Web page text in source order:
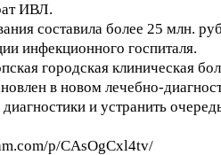
ИВЛ.
составила более 25 млн.
инфекционного госпиталя.
городская клиническая
в новом лечебно-
диагностики и устранить
p/CAsOgCxl4tv/